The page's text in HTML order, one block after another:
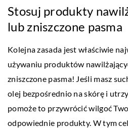
Stosuj produkty
lub zniszczone pasma
Kolejna zasada jest właściwie
używaniu produktów
zniszczone pasma! Jeśli masz
olej bezpośrednio na skórę i
pomoże to przywrócić wilgoć
odpowiednie produkty. W tym